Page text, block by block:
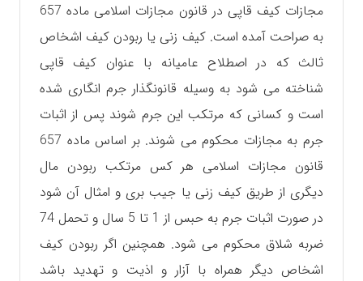
مجازات کیف قاپی در قانون مجازات اسلامی ماده 657
به صراحت آمده است. کیف زنی یا ربودن کیف اشخاص
ثالث که در اصطلاح عامیانه با عنوان کیف قاپی
شناخته می شود به وسیله قانونگذار جرم انگاری شده
است و کسانی که مرتکب این جرم شوند پس از اثبات
جرم به مجازات محکوم می شوند. بر اساس ماده 657
قانون مجازات اسلامی هر کس مرتکب ربودن مال
دیگری از طریق کیف زنی یا جیب بری و امثال آن شود
در صورت اثبات جرم به حبس از 1 تا 5 سال و تحمل 74
ضربه شلاق محکوم می شود. همچنین اگر ربودن کیف
اشخاص دیگر همراه با آزار و اذیت و تهدید باشد